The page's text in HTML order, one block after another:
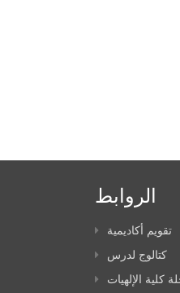
الروابط
تقويم أكاديمية
كتالوج لدرس
كلية الإلهيات